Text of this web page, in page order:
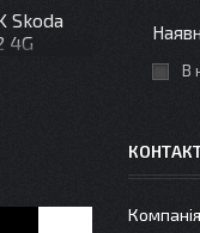
Skoda
4G
В